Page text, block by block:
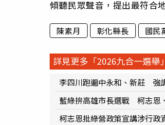
傾聽民眾聲音，提出最符合
陳素月 彰化縣長 國民
詳見更多「2026九合一選舉
李四川跑遍中永和、新莊 強
藍綠拚高雄市長選戰 柯志恩
柯志恩批綠營政策宣講涉行